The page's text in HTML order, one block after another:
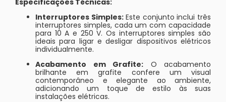
Interruptores Simples:Este conjunto inclui três
interruptores simples, cada um com capacidade
para 10 A e 250 V. Os interruptores simples são
ideais para ligar e desligar dispositivos elétricos
individualmente.
Acabamento em Grafite: O acabamento
brilhante em grafite confere um visual
contemporâneo e elegante ao ambiente,
adicionando um toque de estilo às suas
instalações elétricas.